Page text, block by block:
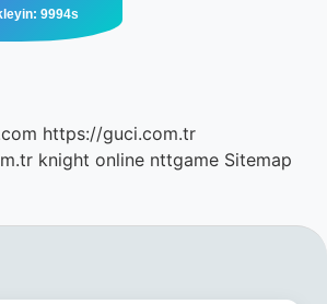
https://guci.com.tr
knight online nttgame Sitemap